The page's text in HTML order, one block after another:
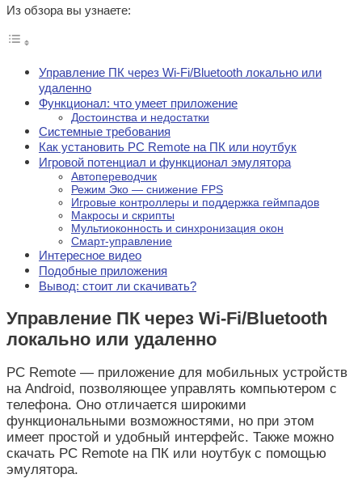
Из обзора вы узнаете:
Управление ПК через Wi-Fi/Bluetooth локально или
удаленно
Функционал: что умеет приложение
Достоинства и недостатки
Системные требования
Как установить PC Remote на ПК или ноутбук
Игровой потенциал и функционал эмулятора
Автопереводчик
Режим Эко — снижение FPS
Игровые контроллеры и поддержка геймпадов
Макросы и скрипты
Мультиоконность и синхронизация окон
Смарт-управление
Интересное видео
Подобные приложения
Вывод: стоит ли скачивать?
Управление ПК через Wi-Fi/Bluetooth
локально или удаленно
PC Remote — приложение для мобильных устройств
на Android, позволяющее управлять компьютером с
телефона. Оно отличается широкими
функциональными возможностями, но при этом
имеет простой и удобный интерфейс. Также можно
скачать PC Remote на ПК или ноутбук с помощью
эмулятора.